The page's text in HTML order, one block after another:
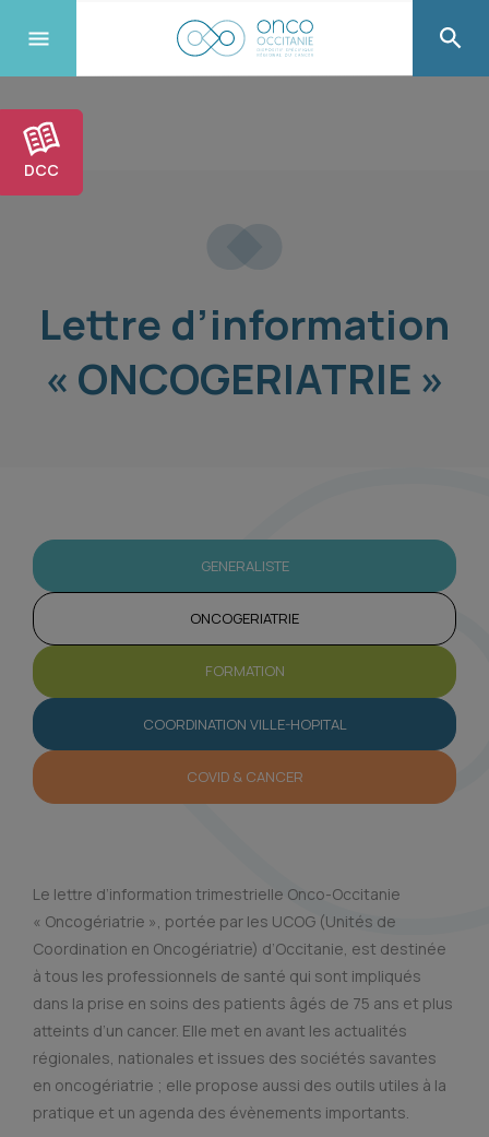
DCC
Lettre d’information
« ONCOGERIATRIE »
GENERALISTE
ONCOGERIATRIE
FORMATION
COORDINATION VILLE-HOPITAL
COVID & CANCER
Le lettre d’information trimestrielle Onco-Occitanie
« Oncogériatrie », portée par les UCOG (Unités de
Coordination en Oncogériatrie) d’Occitanie, est destinée
à tous les professionnels de santé qui sont impliqués
dans la prise en soins des patients âgés de 75 ans et plus
atteints d’un cancer. Elle met en avant les actualités
régionales, nationales et issues des sociétés savantes
en oncogériatrie ; elle propose aussi des outils utiles à la
pratique et un agenda des évènements importants.